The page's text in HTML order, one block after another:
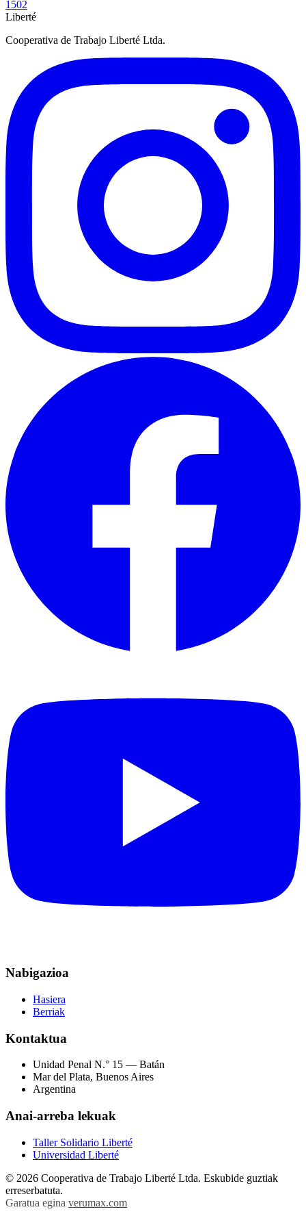
1502
Liberté
Cooperativa de Trabajo Liberté Ltda.
Nabigazioa
Hasiera
Berriak
Kontaktua
Unidad Penal N.° 15 — Batán
Mar del Plata, Buenos Aires
Argentina
Anai-arreba lekuak
Taller Solidario Liberté
Universidad Liberté
© 2026 Cooperativa de Trabajo Liberté Ltda. Eskubide guztiak
erreserbatuta.
Garatua egina verumax.com